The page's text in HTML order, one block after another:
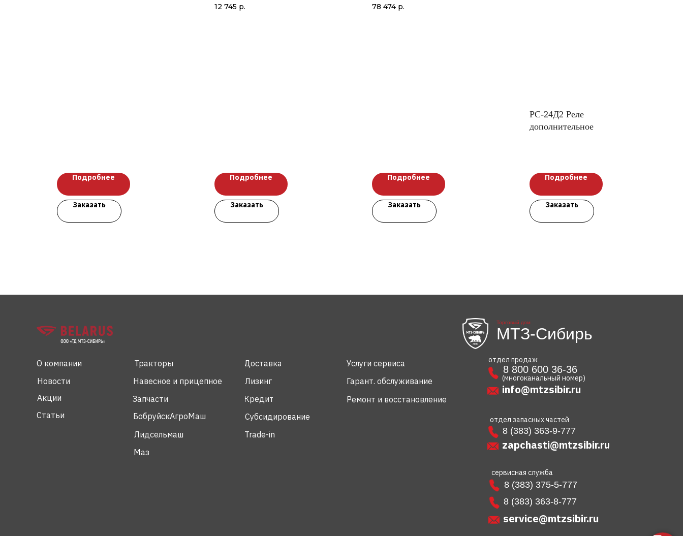
Подробнее
Заказать
12 745 р.
Подробнее
Заказать
78 474 р.
Подробнее
Заказать
РС-24Д2 Реле
дополнительное
Подробнее
Заказать
Торговый дом
МТЗ-Сибирь
Акции
Статьи
Новости
Trade-in
Субсидирование
Кредит
Лизинг
Ремонт и восстановление
Гарант. обслуживание
Услуги сервиса
Доставка
Маз
Лидсельмаш
БобруйскАгроМаш
Запчасти
Навесное и прицепное
Тракторы
О компании
service@mtzsibir.ru
zapchasti@mtzsibir.ru
отдел запасных частей
сервисная служба
info@mtzsibir.ru
8 (383) 375-5-777
отдел продаж
(многоканальный номер)
8 800 600 36-36
8 (383) 363-9-777
8 (383) 363-8-777